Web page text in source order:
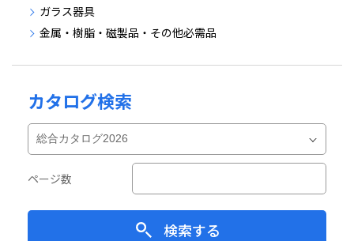
ガラス器具
金属・樹脂・磁製品・その他必需品
カタログ検索
ページ数
検索する